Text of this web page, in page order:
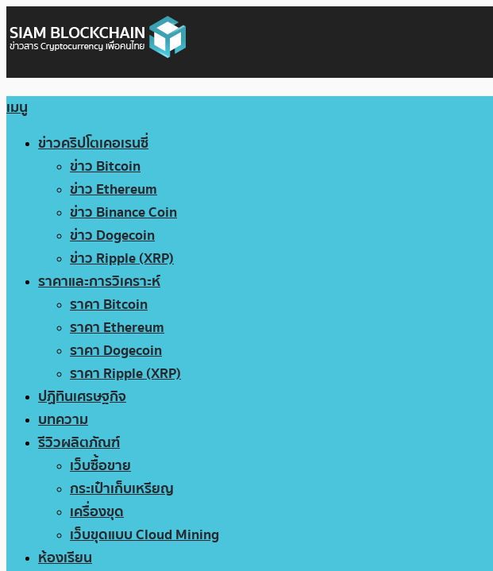
เมนู
ข่าวคริปโตเคอเรนซี่
ข่าว Bitcoin
ข่าว Ethereum
ข่าว Binance Coin
ข่าว Dogecoin
ข่าว Ripple (XRP)
ราคาและการวิเคราะห์
ราคา Bitcoin
ราคา Ethereum
ราคา Dogecoin
ราคา Ripple (XRP)
ปฏิทินเศรษฐกิจ
บทความ
รีวิวผลิตภัณฑ์
เว็บซื้อขาย
กระเป๋าเก็บเหรียญ
เครื่องขุด
เว็บขุดแบบ Cloud Mining
ห้องเรียน